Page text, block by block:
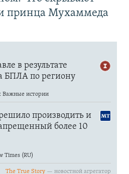
принца Мухаммеда